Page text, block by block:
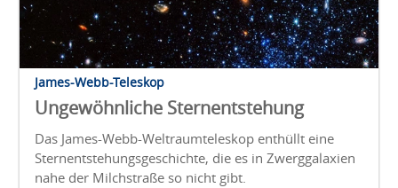
James-Webb-Teleskop
Ungewöhnliche Sternentstehung
Das James-Webb-Weltraumteleskop enthüllt eine
Sternentstehungsgeschichte, die es in Zwerggalaxien
nahe der Milchstraße so nicht gibt.